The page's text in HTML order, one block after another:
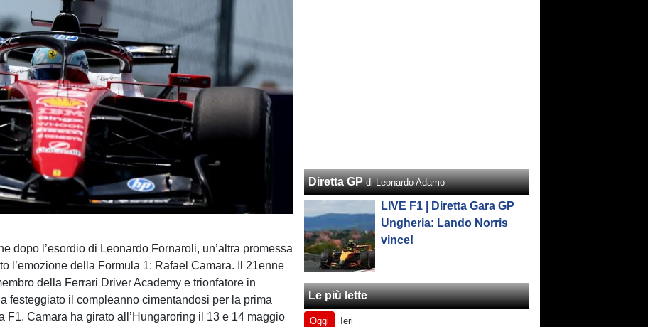
dopo l’esordio di Leonardo Fornaroli, un’altra promessa
l’emozione della Formula 1: Rafael Camara. Il 21enne
della Ferrari Driver Academy e trionfatore in
festeggiato il compleanno cimentandosi per la prima
F1. Camara ha girato all’Hungaroring il 13 e 14 maggio
Diretta GP di Leonardo Adamo
LIVE F1 | Diretta Gara GP
Ungheria: Lando Norris
vince!
Le più lette
Oggi
Ieri